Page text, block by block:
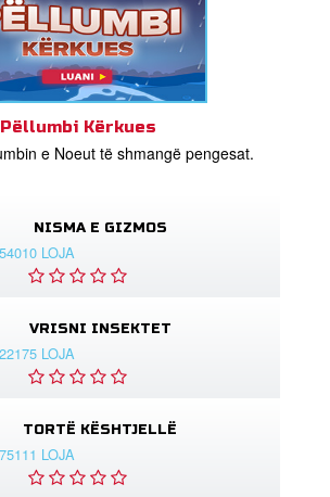
Pëllumbi Kërkues
e Noeut të shmangë pengesat.
NISMA E GIZMOS
LOJA
VRISNI INSEKTET
LOJA
TORTË KËSHTJELLË
LOJA